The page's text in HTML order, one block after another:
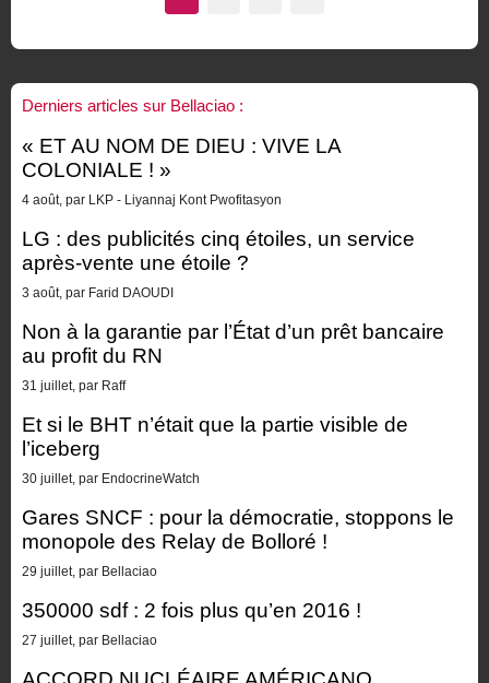
Derniers articles sur Bellaciao :
« ET AU NOM DE DIEU : VIVE LA
COLONIALE ! »
4 août, par LKP - Liyannaj Kont Pwofitasyon
LG : des publicités cinq étoiles, un service
après-vente une étoile ?
3 août, par Farid DAOUDI
Non à la garantie par l’État d’un prêt bancaire
au profit du RN
31 juillet, par Raff
Et si le BHT n’était que la partie visible de
l’iceberg
30 juillet, par EndocrineWatch
Gares SNCF : pour la démocratie, stoppons le
monopole des Relay de Bolloré !
29 juillet, par Bellaciao
350000 sdf : 2 fois plus qu’en 2016 !
27 juillet, par Bellaciao